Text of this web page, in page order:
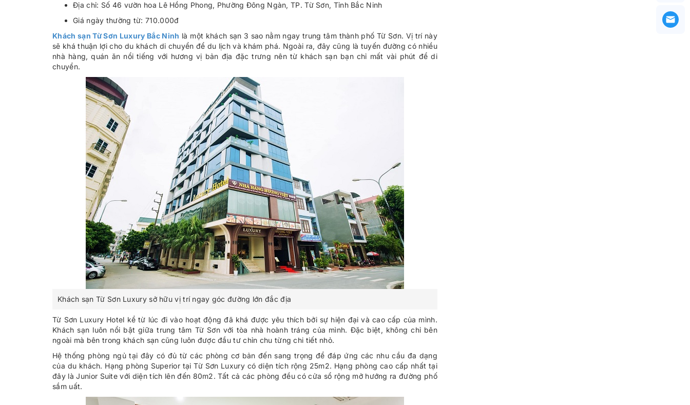
Địa chỉ: Số 46 vườn hoa Lê Hồng Phong, Phường Đông Ngàn, TP. Từ Sơn, Tỉnh Bắc Ninh
Giá ngày thường từ: 710.000đ
Khách sạn Từ Sơn Luxury Bắc Ninh là một khách sạn 3 sao nằm ngay trung tâm thành phố Từ Sơn. Vị trí này
sẽ khá thuận lợi cho du khách di chuyển để du lịch và khám phá. Ngoài ra, đây cũng là tuyến đường có nhiều
nhà hàng, quán ăn nổi tiếng với hương vị bản địa đặc trưng nên từ khách sạn bạn chỉ mất vài phút để di
chuyển.
Khách sạn Từ Sơn Luxury sở hữu vị trí ngay góc đường lớn đắc địa
Từ Sơn Luxury Hotel kể từ lúc đi vào hoạt động đã khá được yêu thích bởi sự hiện đại và cao cấp của mình.
Khách sạn luôn nổi bật giữa trung tâm Từ Sơn với tòa nhà hoành tráng của mình. Đặc biệt, không chỉ bên
ngoài mà bên trong khách sạn cũng luôn được đầu tư chỉn chu từng chi tiết nhỏ.
Hệ thống phòng ngủ tại đây có đủ từ các phòng cơ bản đến sang trọng để đáp ứng các nhu cầu đa dạng
của du khách. Hạng phòng Superior tại Từ Sơn Luxury có diện tích rộng 25m2. Hạng phòng cao cấp nhất tại
đây là Junior Suite với diện tích lên đến 80m2. Tất cả các phòng đều có cửa sổ rộng mở hướng ra đường phố
sầm uất.